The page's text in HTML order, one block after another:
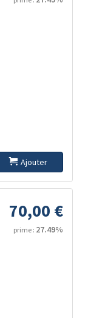
Ajouter
70,00 €
prime : 27.49%